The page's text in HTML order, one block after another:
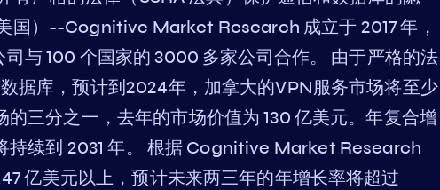
）--Cognitive Market Research 成立于 2017 年，
与 100 个国家的 3000 多家公司合作。 由于严格的法
据库，预计到2024年，加拿大的VPN服务市场将至少
三分之一，去年的市场价值为 130 亿美元。年复合增
持续到 2031 年。 根据 Cognitive Market Research
亿美元以上，预计未来两三年的年增长率将超过